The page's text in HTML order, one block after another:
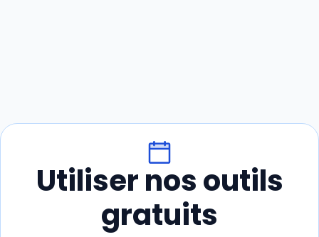
Utiliser nos outils
gratuits